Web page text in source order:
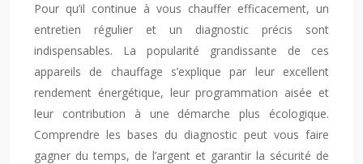
Pour qu’il continue à vous chauffer efficacement, un
entretien régulier et un diagnostic précis sont
indispensables. La popularité grandissante de ces
appareils de chauffage s’explique par leur excellent
rendement énergétique, leur programmation aisée et
leur contribution à une démarche plus écologique.
Comprendre les bases du diagnostic peut vous faire
gagner du temps, de l’argent et garantir la sécurité de